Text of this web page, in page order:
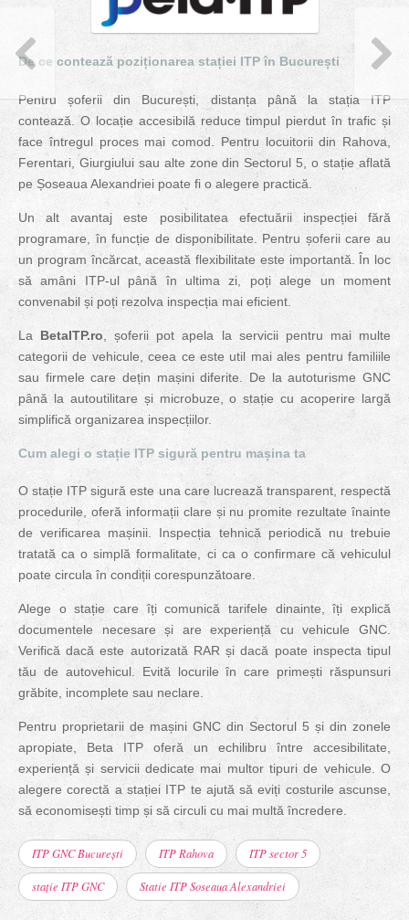
De ce contează poziționarea stației ITP în București
Pentru șoferii din București, distanța până la stația ITP
contează. O locație accesibilă reduce timpul pierdut în trafic și
face întregul proces mai comod. Pentru locuitorii din Rahova,
Ferentari, Giurgiului sau alte zone din Sectorul 5, o stație aflată
pe Șoseaua Alexandriei poate fi o alegere practică.
Un alt avantaj este posibilitatea efectuării inspecției fără
programare, în funcție de disponibilitate. Pentru șoferii care au
un program încărcat, această flexibilitate este importantă. În loc
să amâni ITP-ul până în ultima zi, poți alege un moment
convenabil și poți rezolva inspecția mai eficient.
La BetaITP.ro , șoferii pot apela la servicii pentru mai multe
categorii de vehicule, ceea ce este util mai ales pentru familiile
sau firmele care dețin mașini diferite. De la autoturisme GNC
până la autoutilitare și microbuze, o stație cu acoperire largă
simplifică organizarea inspecțiilor.
Cum alegi o stație ITP sigură pentru mașina ta
O stație ITP sigură este una care lucrează transparent, respectă
procedurile, oferă informații clare și nu promite rezultate înainte
de verificarea mașinii. Inspecția tehnică periodică nu trebuie
tratată ca o simplă formalitate, ci ca o confirmare că vehiculul
poate circula în condiții corespunzătoare.
Alege o stație care îți comunică tarifele dinainte, îți explică
documentele necesare și are experiență cu vehicule GNC.
Verifică dacă este autorizată RAR și dacă poate inspecta tipul
tău de autovehicul. Evită locurile în care primești răspunsuri
grăbite, incomplete sau neclare.
Pentru proprietarii de mașini GNC din Sectorul 5 și din zonele
apropiate, Beta ITP oferă un echilibru între accesibilitate,
experiență și servicii dedicate mai multor tipuri de vehicule. O
alegere corectă a stației ITP te ajută să eviți costurile ascunse,
să economisești timp și să circuli cu mai multă încredere.
ITP GNC București ITP Rahova ITP sector 5
stație ITP GNC Statie ITP Soseaua Alexandriei